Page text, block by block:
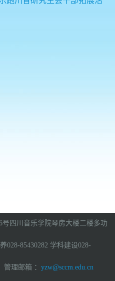
四川音乐学院琴房大楼二楼多功
028-85430282 学科建设028-
理邮箱 ： yzw@sccm.edu.cn